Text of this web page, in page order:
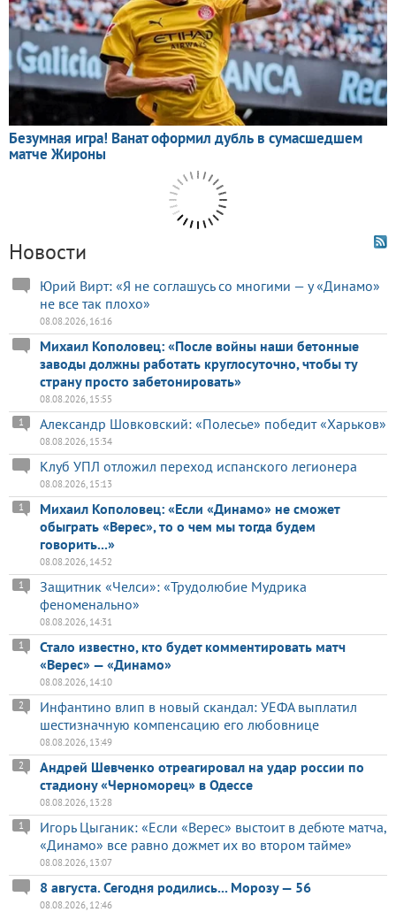
Новости
Юрий Вирт: «Я не соглашусь со многими — у «Динамо»
не все так плохо»
08.08.2026, 16:16
Михаил Кополовец: «После войны наши бетонные
заводы должны работать круглосуточно, чтобы ту
страну просто забетонировать»
08.08.2026, 15:55
Александр Шовковский: «Полесье» победит «Харьков»
1
08.08.2026, 15:34
Клуб УПЛ отложил переход испанского легионера
08.08.2026, 15:13
Михаил Кополовец: «Если «Динамо» не сможет
обыграть «Верес», то о чем мы тогда будем
говорить...»
1
08.08.2026, 14:52
Защитник «Челси»: «Трудолюбие Мудрика
феноменально»
1
08.08.2026, 14:31
Стало известно, кто будет комментировать матч
«Верес» — «Динамо»
1
08.08.2026, 14:10
Инфантино влип в новый скандал: УЕФА выплатил
шестизначную компенсацию его любовнице
2
08.08.2026, 13:49
Андрей Шевченко отреагировал на удар россии по
стадиону «Черноморец» в Одессе
2
08.08.2026, 13:28
Игорь Цыганик: «Если «Верес» выстоит в дебюте матча,
«Динамо» все равно дожмет их во втором тайме»
1
08.08.2026, 13:07
8 августа. Сегодня родились... Морозу — 56
08.08.2026, 12:46